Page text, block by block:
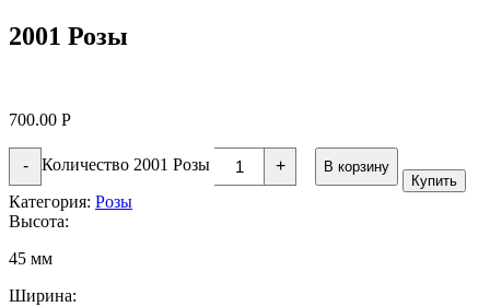
2001 Розы
700.00 Р
- Количество 2001 Розы +
В корзину
Купить
Категория: Розы
Высота:
45 мм
Ширина: